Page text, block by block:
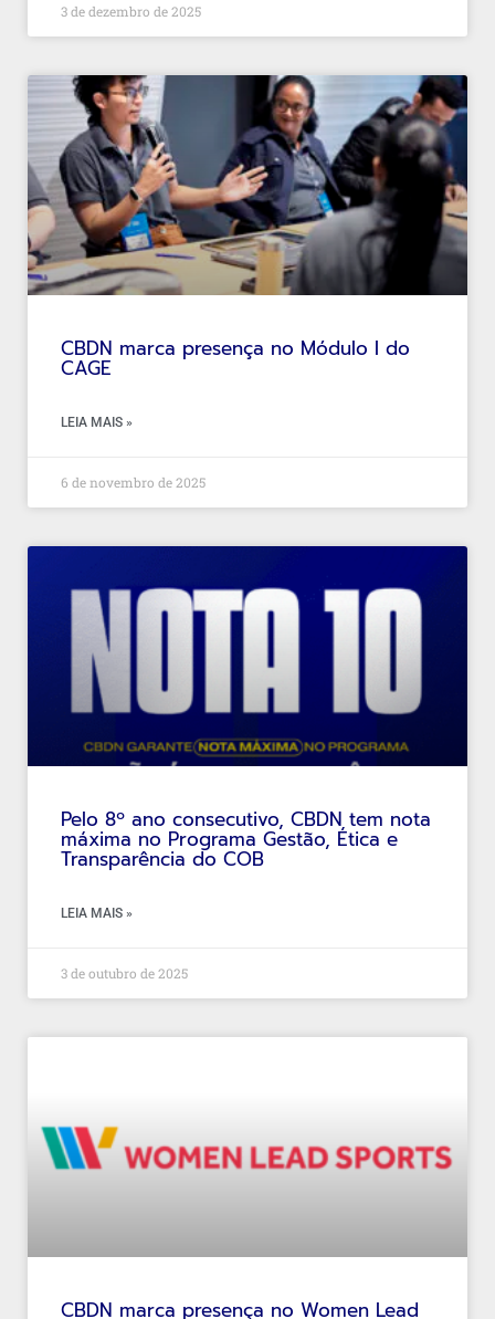
3 de dezembro de 2025
CBDN marca presença no Módulo I do
CAGE
LEIA MAIS »
6 de novembro de 2025
Pelo 8º ano consecutivo, CBDN tem nota
máxima no Programa Gestão, Ética e
Transparência do COB
LEIA MAIS »
3 de outubro de 2025
CBDN marca presença no Women Lead